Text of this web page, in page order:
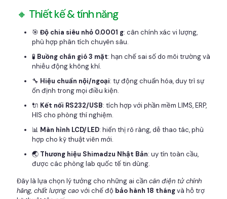
🔸 Thiết kế & tính năng
🎯 Độ chia siêu nhỏ 0.0001 g: cân chính xác vi lượng,
phù hợp phân tích chuyên sâu.
🧪 Buồng chắn gió 3 mặt: hạn chế sai số do môi trường và
nhiễu động không khí.
🔧 Hiệu chuẩn nội/ngoại: tự động chuẩn hóa, duy trì sự
ổn định trong mọi điều kiện.
🔌 Kết nối RS232/USB: tích hợp với phần mềm LIMS, ERP,
HIS cho phòng thí nghiệm.
📊 Màn hình LCD/LED: hiển thị rõ ràng, dễ thao tác, phù
hợp cho kỹ thuật viên mới.
🌏 Thương hiệu Shimadzu Nhật Bản: uy tín toàn cầu,
được các phòng lab quốc tế tin dùng.
Đây là lựa chọn lý tưởng cho những ai cần cân điện tử chính
hãng, chất lượng caovới chế độ bảo hành 18 thángvà hỗ trợ